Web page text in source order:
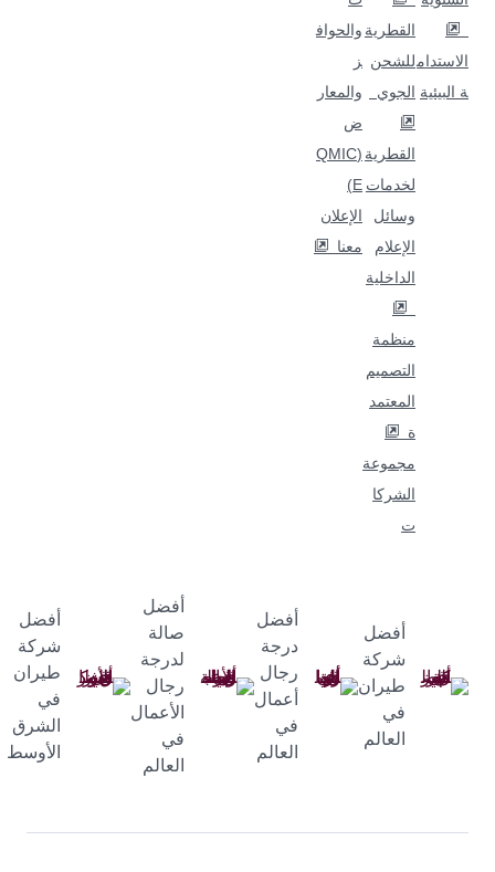
الاستدام
ة البيئية
القطرية
للشحن
الجوي
القطرية
لخدمات
وسائل
الإعلام
الداخلية
منظمة
التصميم
المعتمد
مجموعة
الشركا
والحواف
ز
والمعار
ض
(QMIC
E)
الإعلان
معنا
أفضل
شركة
طيران
في
العالم
أفضل
درجة
رجال
أعمال
في
العالم
أفضل
صالة
لدرجة
رجال
الأعمال
في
العالم
أفضل
شركة
طيران
في
الشرق
الأوسط